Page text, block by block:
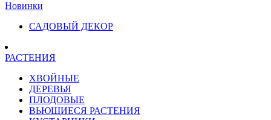
Новинки
САДОВЫЙ ДЕКОР
РАСТЕНИЯ
ХВОЙНЫЕ
ДЕРЕВЬЯ
ПЛОДОВЫЕ
ВЬЮЩИЕСЯ РАСТЕНИЯ